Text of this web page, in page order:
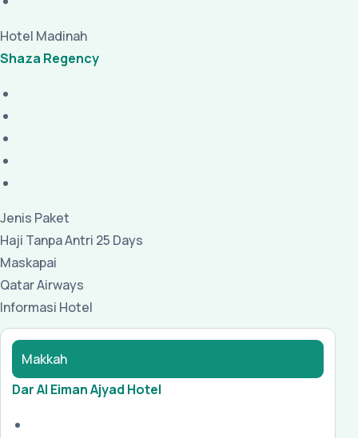
Hotel Madinah
Shaza Regency
Jenis Paket
Haji Tanpa Antri 25 Days
Maskapai
Qatar Airways
Informasi Hotel
Makkah
Dar Al Eiman Ajyad Hotel